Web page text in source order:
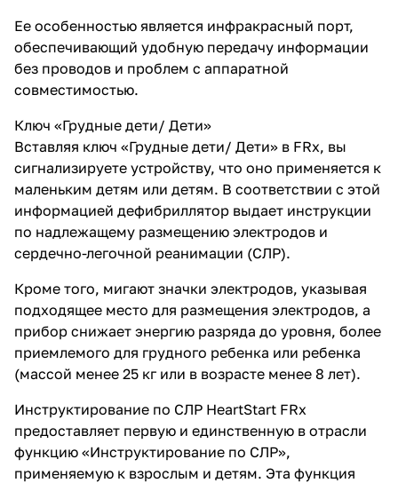
Ее особенностью является инфракрасный порт,
обеспечивающий удобную передачу информации
без проводов и проблем с аппаратной
совместимостью.
Ключ «Грудные дети/ Дети»
Вставляя ключ «Грудные дети/ Дети» в FRx, вы
сигнализируете устройству, что оно применяется к
маленьким детям или детям. В соответствии с этой
информацией дефибриллятор выдает инструкции
по надлежащему размещению электродов и
сердечно-легочной реанимации (СЛР).
Кроме того, мигают значки электродов, указывая
подходящее место для размещения электродов, а
прибор снижает энергию разряда до уровня, более
приемлемого для грудного ребенка или ребенка
(массой менее 25 кг или в возрасте менее 8 лет).
Инструктирование по СЛР HeartStart FRx
предоставляет первую и единственную в отрасли
функцию «Инструктирование по СЛР»,
применяемую к взрослым и детям. Эта функция